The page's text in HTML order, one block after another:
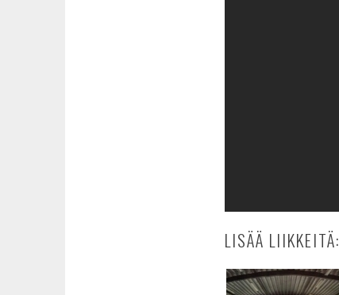
LISÄÄ LIIKKEITÄ: